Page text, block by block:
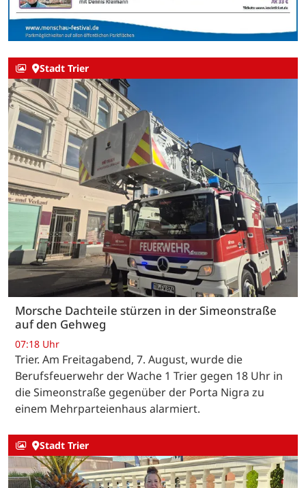
Stadt Trier
Morsche Dachteile stürzen in der Simeonstraße
auf den Gehweg
07:18 Uhr
Trier. Am Freitagabend, 7. August, wurde die
Berufsfeuerwehr der Wache 1 Trier gegen 18 Uhr in
die Simeonstraße gegenüber der Porta Nigra zu
einem Mehrparteienhaus alarmiert.
Stadt Trier